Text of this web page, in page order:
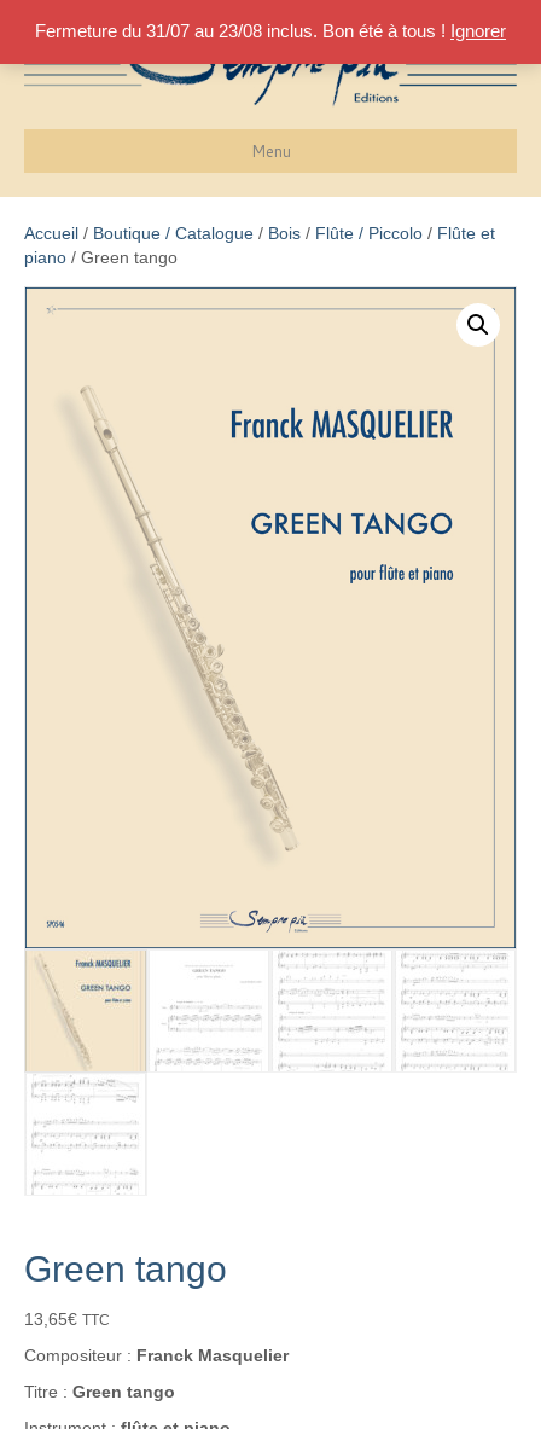
Fermeture du 31/07 au 23/08 inclus. Bon été à tous ! Ignorer
Menu
Accueil / Boutique / Catalogue / Bois / Flûte / Piccolo / Flûte et
piano / Green tango
Green tango
13,65€ TTC
Compositeur : Franck Masquelier
Titre : Green tango